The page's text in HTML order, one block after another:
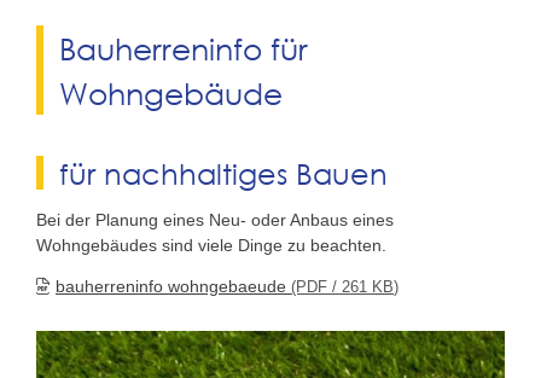
Bauherreninfo für
Wohngebäude
für nachhaltiges Bauen
Bei der Planung eines Neu- oder Anbaus eines
Wohngebäudes sind viele Dinge zu beachten.
bauherreninfo wohngebaeude (PDF / 261 KB)